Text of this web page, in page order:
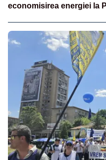
economisirea energiei la